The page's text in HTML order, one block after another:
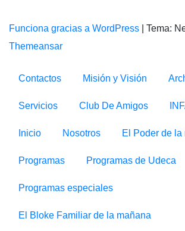
Funciona gracias a WordPress
Tema:
Themeansar
Contactos Misión y Visión
Servicios Club De Amigos
Inicio Nosotros El Poder de la
Programas Programas de Udeca
Programas especiales
El Bloke Familiar de la mañana